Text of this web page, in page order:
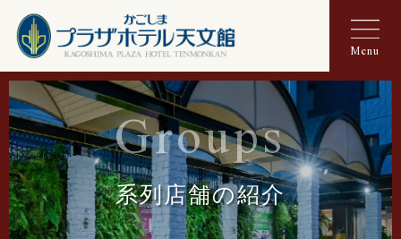
Menu
Groups
系列店舗の紹介